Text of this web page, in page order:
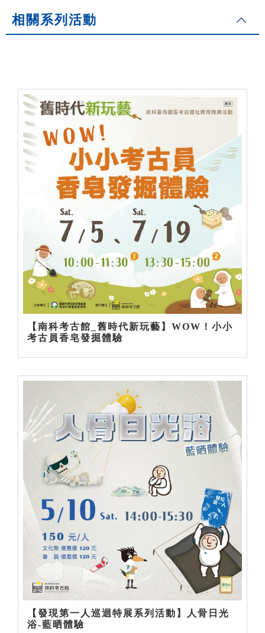
相關系列活動
【南科考古館_舊時代新玩藝】WOW！小小
考古員香皂發掘體驗
【發現第一人巡迴特展系列活動】人骨日光
浴-藍晒體驗